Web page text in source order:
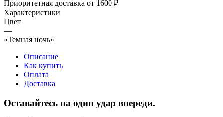
Приоритетная доставка от 1600 ₽
Характеристики
Цвет
—
«Темная ночь»
Описание
Как купить
Оплата
Доставка
Оставайтесь на один удар впереди.